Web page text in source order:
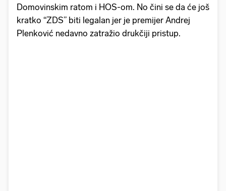
Domovinskim ratom i HOS-om. No čini se da će još
kratko “ZDS” biti legalan jer je premijer Andrej
Plenković nedavno zatražio drukčiji pristup.